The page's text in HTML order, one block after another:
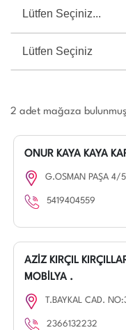
Lütfen Seçiniz...
Lütfen Seçiniz
2 adet mağaza
ONUR KAYA KAYA
G.OSMAN PAŞA 4/5
5419404559
AZİZ KIRÇIL
MOBİLYA .
T.BAYKAL CAD.
2366132232